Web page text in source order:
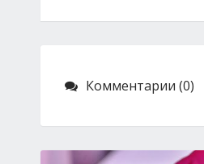
Комментарии (0)